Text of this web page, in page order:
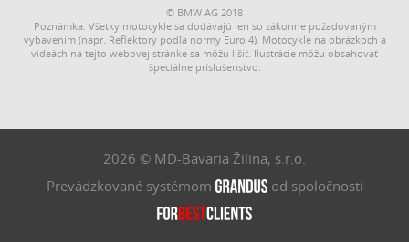
© BMW AG 2018
Poznámka: Všetky motocykle sa dodávajú len so zákonne požadovaným
vybavením (napr. Reflektory podľa normy Euro 4). Motocykle na obrázkoch a
videách na tejto webovej stránke sa môžu líšiť. Ilustrácie môžu obsahovať
špeciálne príslušenstvo.
2026 © MD-Bavaria Žilina, s.r.o.
Prevádzkované systémom
od spoločnosti